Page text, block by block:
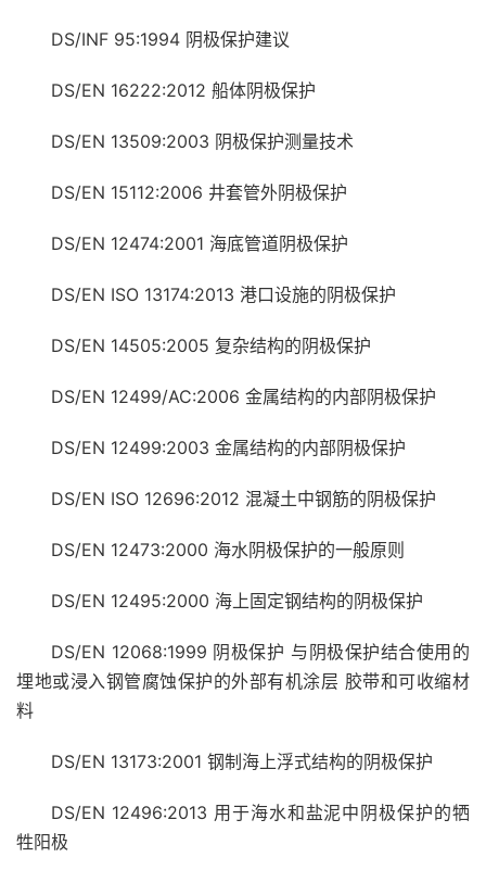
DS/INF 95:1994 阴极保护建议
DS/EN 16222:2012 船体阴极保护
DS/EN 13509:2003 阴极保护测量技术
DS/EN 15112:2006 井套管外阴极保护
DS/EN 12474:2001 海底管道阴极保护
DS/EN ISO 13174:2013 港口设施的阴极保护
DS/EN 14505:2005 复杂结构的阴极保护
DS/EN 12499/AC:2006 金属结构的内部阴极保护
DS/EN 12499:2003 金属结构的内部阴极保护
DS/EN ISO 12696:2012 混凝土中钢筋的阴极保护
DS/EN 12473:2000 海水阴极保护的一般原则
DS/EN 12495:2000 海上固定钢结构的阴极保护
DS/EN 12068:1999 阴极保护 与阴极保护结合使用的
埋地或浸入钢管腐蚀保护的外部有机涂层 胶带和可收缩材
料
DS/EN 13173:2001 钢制海上浮式结构的阴极保护
DS/EN 12496:2013 用于海水和盐泥中阴极保护的牺
牲阳极